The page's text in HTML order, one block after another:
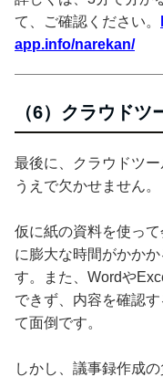
て、ご確認ください。
app.info/narekan/
（6）クラウドツ
最後に、クラウドツ
うえで欠かせません。
仮に紙の資料を使っ
に膨大な時間がかか
す。また、Wordや
できず、内容を確認
て面倒です。
しかし、議事録作成